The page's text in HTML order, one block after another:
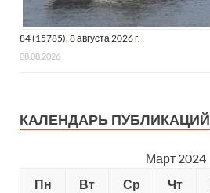
84 (15785), 8 августа 2026 г.
08.08.2026
КАЛЕНДАРЬ ПУБЛИКАЦИЙ
Март 2024
Пн
Вт Ср Чт